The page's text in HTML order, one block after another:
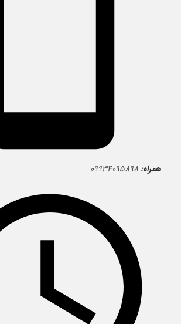
همراه: ۰۹۹۳۴۰۹۵۸۹۸